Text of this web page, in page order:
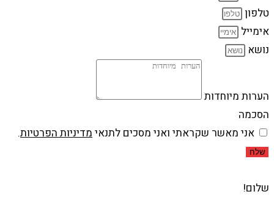
טלפון
אימייל
נושא
הערות מיוחדות
הסכמה
אני מאשר שקראתי ואני מסכים לתנאי מדיניות הפרטיות.
שלח
שלום!